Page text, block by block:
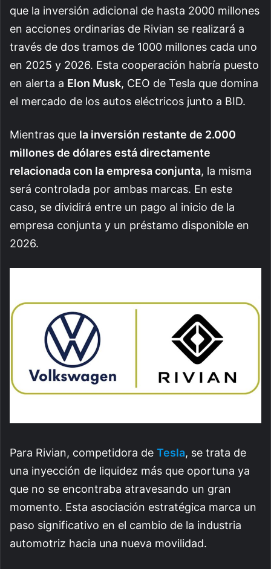
que la inversión adicional de hasta 2000 millones
en acciones ordinarias de Rivian se realizará a
través de dos tramos de 1000 millones cada uno
en 2025 y 2026. Esta cooperación habría puesto
en alerta a Elon Musk, CEO de Tesla que domina
el mercado de los autos eléctricos junto a BID.
Mientras que la inversión restante de 2.000
millones de dólares está directamente
relacionada con la empresa conjunta, la misma
será controlada por ambas marcas. En este
caso, se dividirá entre un pago al inicio de la
empresa conjunta y un préstamo disponible en
2026.
Para Rivian, competidora de Tesla, se trata de
una inyección de liquidez más que oportuna ya
que no se encontraba atravesando un gran
momento. Esta asociación estratégica marca un
paso significativo en el cambio de la industria
automotriz hacia una nueva movilidad.